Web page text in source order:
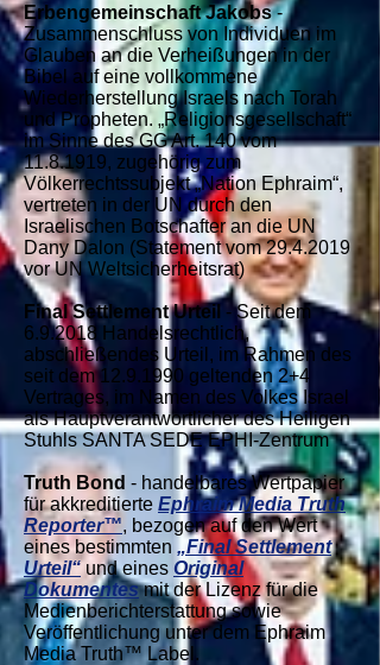
Erbengemeinschaft Jakobs-
Zusammenschluss von Individuen im
Glauben an die Verheißungen in der
Bibel auf eine vollkommene
Wiederherstellung Israels nach Torah
und Propheten. „Religionsgesellschaft“
im Sinne des GG Art. 140 vom
11.8.1919, zugehörig zum
Völkerrechtssubjekt „Nation Ephraim“,
vertreten in der UN durch den
Israelischen Botschafter an die UN
Dany Dalon (Statement vom29.4.2019
vor UN Weltsicherheitsrat)
Final Settlement Urteil - Seit dem
6.9.2018 Handelsrechtlich,
abschließendes Urteil, im Rahmen des
seit dem 12.9.1990 geltenden 2+4
Vertrages, im Namen des Volkes Israel
als Hauptverantwortlicher des Heiligen
Stuhls SANTA SEDE EPHI-Zentrum
Truth Bond - handelbares Wertpapier
für akkreditierte Ephraim Media Truth
Reporter™, bezogen auf den Wert
eines bestimmten „Final Settlement
Urteil“und eines Original
Dokumentesmit der Lizenz für die
Medienberichterstattung sowie
Veröffentlichung unter dem Ephraim
Media Truth™ Label.